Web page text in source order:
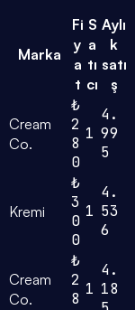
Marka
Fi
y
a
t
S
a
tı
cı
Aylı
k
satı
ş
Cream
Co.
₺
2
8
0
1
4.
99
5
Kremi
₺
3
0
0
1
4.
53
6
Cream
Co.
₺
2
8
1
4.
18